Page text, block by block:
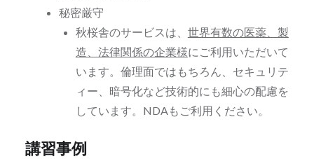
秘密厳守
秋桜舎のサービスは、 世界有数の医薬、製
造、法律関係の企業様にご利用いただいて
います。倫理面ではもちろん、セキュリテ
ィー、暗号化など技術的にも細心の配慮を
しています。NDAもご利用ください。
講習事例